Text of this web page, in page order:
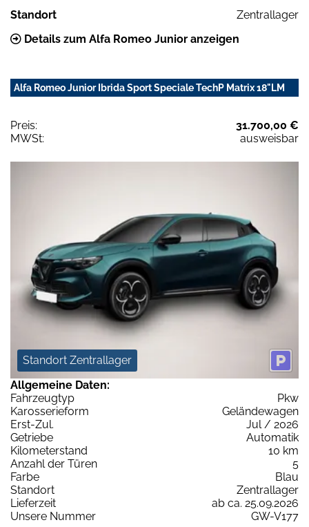
Standort
Zentrallager
Details zum Alfa Romeo Junior anzeigen
Alfa Romeo Junior Ibrida Sport Speciale TechP Matrix 18"LM
Preis:
31.700,00 €
MWSt:
ausweisbar
Standort Zentrallager
Allgemeine Daten:
Fahrzeugtyp
Pkw
Karosserieform
Geländewagen
Erst-Zul.
Jul / 2026
Getriebe
Automatik
Kilometerstand
10 km
Anzahl der Türen
5
Farbe
Blau
Standort
Zentrallager
Lieferzeit
ab ca. 25.09.2026
Unsere Nummer
GW-V177